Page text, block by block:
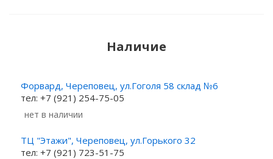
Наличие
Форвард, Череповец, ул.Гоголя 58 склад №6
тел: +7 (921) 254-75-05
Нет в наличии
ТЦ "Этажи", Череповец, ул.Горького 32
тел: +7 (921) 723-51-75